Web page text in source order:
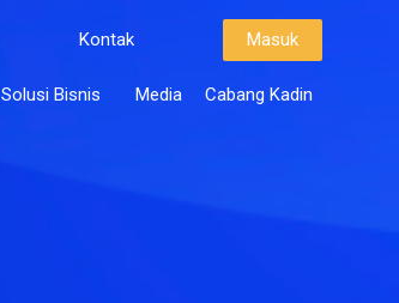
Kontak Masuk
Solusi Bisnis Media Cabang Kadin